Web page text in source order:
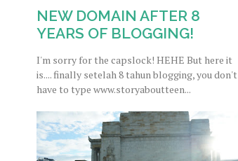
NEW DOMAIN AFTER 8
YEARS OF BLOGGING!
I'm sorry for the capslock! HEHE But here it
is.... finally setelah 8 tahun blogging, you don't
have to type www.storyaboutteen...